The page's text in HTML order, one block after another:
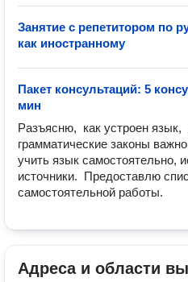
Занятие с репетитором по
как иностранному
Пакет консультаций: 5
мин
Разъясню,  как устроен язык,
грамматические законы
учить язык самостоятельно,
источники.  Предоставлю
самостоятельной работы.
Адреса и области